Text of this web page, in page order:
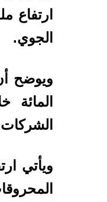
ارتفاع
الجوي.
ويأتي